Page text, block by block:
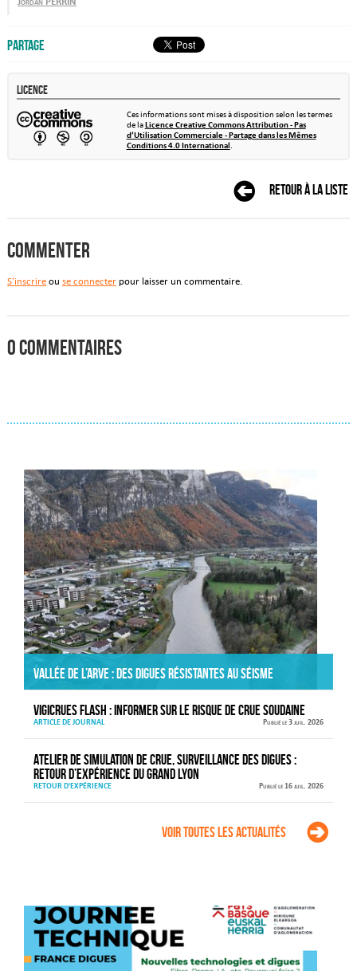
Partage
Licence
Ces informations sont mises à disposition selon les termes
de laLicence Creative Commons Attribution - Pas
d’Utilisation Commerciale - Partage dans les Mêmes
Conditions 4.0 International.
Retour à la liste
Commenter
S'inscrireou se connecterpour laisser un commentaire.
0 commentaires
Vallée de l’Arve : des digues résistantes au séisme
VIGICRUES FLASH : informer sur le risque de crue soudaine
ARTICLE DE JOURNAL Publié le 3 juil. 2026
Atelier de simulation de crue, surveillance des digues :
retour d’expérience du Grand Lyon
RETOUR D'EXPÉRIENCE Publié le 16 juil. 2026
Voir toutes les actualités